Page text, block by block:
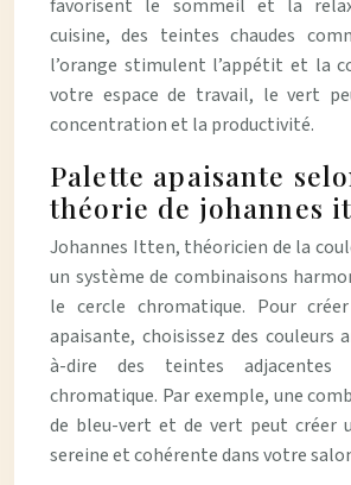
favorisent le sommeil et la
cuisine, des teintes chaudes
l’orange stimulent l’appétit et la
votre espace de travail, le vert
concentration et la productivité.
Palette apaisante
théorie de johannes
Johannes Itten, théoricien de la
un système de combinaisons
le cercle chromatique. Pour
apaisante, choisissez des couleurs
à-dire des teintes
chromatique. Par exemple, une
de bleu-vert et de vert peut créer
sereine et cohérente dans votre